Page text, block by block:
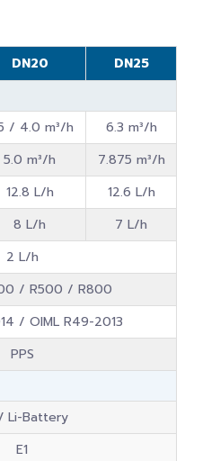
DN20
DN25
/ 4.0 m³/h
6.3 m³/h
5.0 m³/h
7.875 m³/h
12.8 L/h
12.6 L/h
8 L/h
7 L/h
2 L/h
/ R500 / R800
/ OIML R49-2013
PPS
Li-Battery
E1